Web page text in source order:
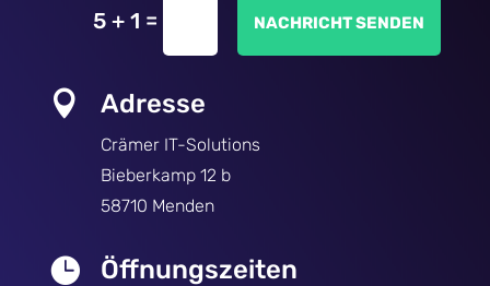
5 + 1 = NACHRICHT SENDEN
 Adresse
Crämer IT-Solutions
Bieberkamp 12 b
58710 Menden
 Öffnungszeiten